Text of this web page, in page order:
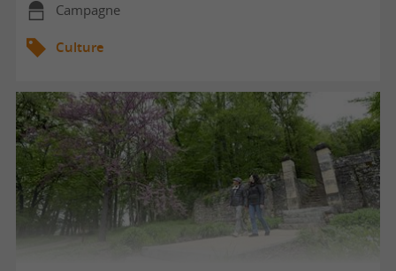
Campagne
Culture